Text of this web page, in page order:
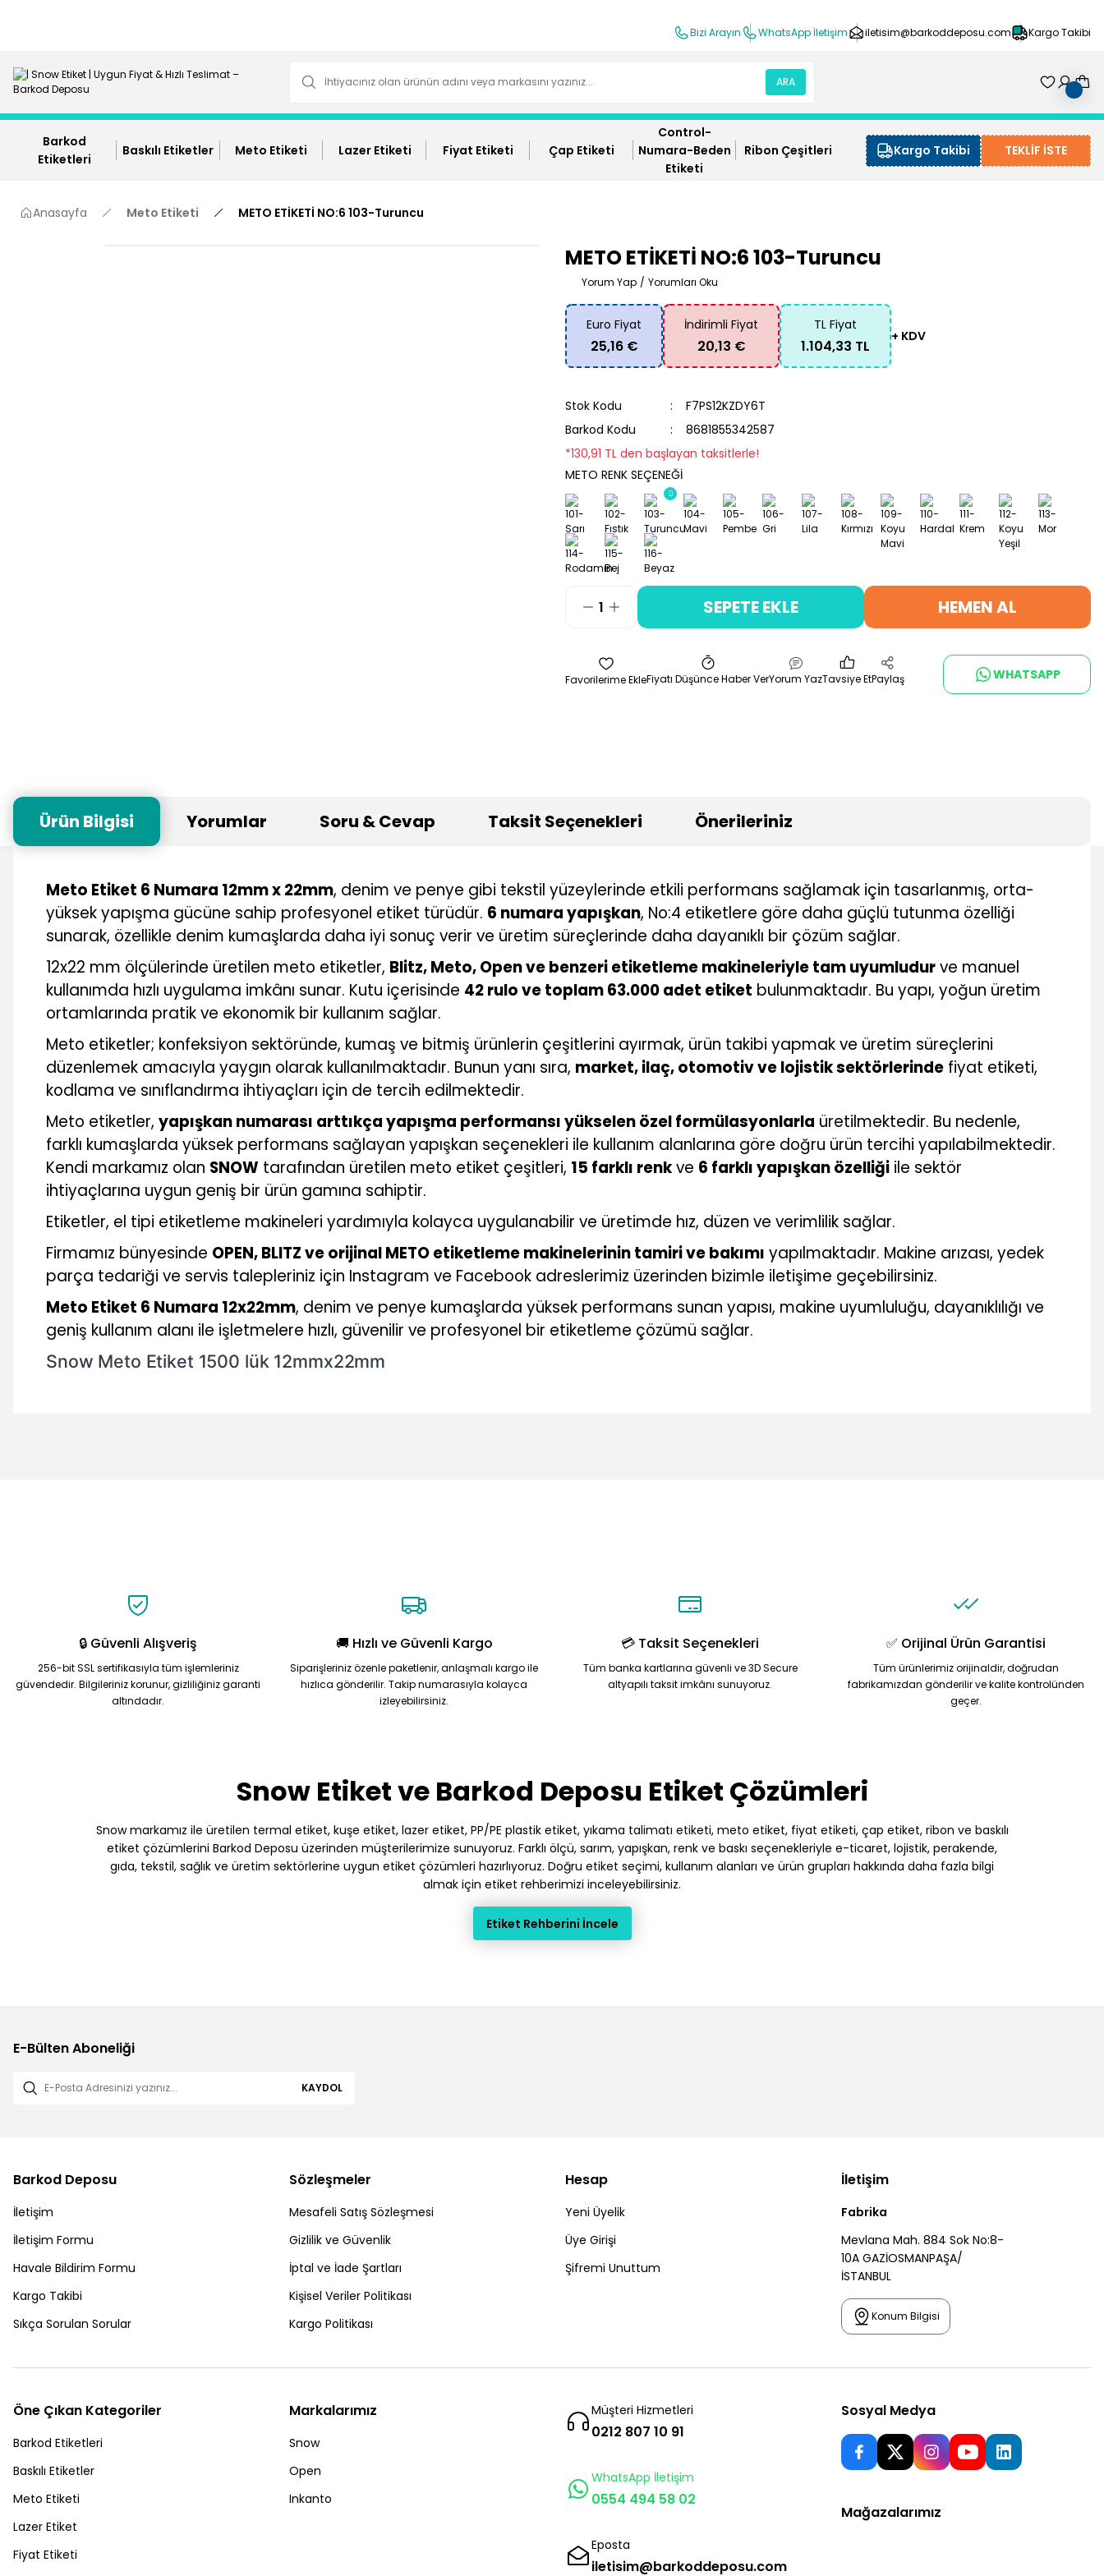
Bizi Arayın WhatsApp İletişim iletisim@barkoddeposu.com Kargo Takibi
ARA
Barkod
Etiketleri
Baskılı Etiketler Meto Etiketi Lazer Etiketi Fiyat Etiketi Çap Etiketi
Control-
Numara-Beden
Etiketi
Ribon Çeşitleri Kargo Takibi TEKLİF İSTE
Anasayfa Meto Etiketi METO ETİKETİ NO:6 103-Turuncu
METO ETİKETİ NO:6 103-Turuncu
Yorum Yap / Yorumları Oku
Euro Fiyat
25,16 €
İndirimli Fiyat
20,13 €
TL Fiyat
1.104,33 TL
+ KDV
Stok Kodu
F7PS12KZDY6T
Barkod Kodu
8681855342587
*130,91 TL den başlayan taksitlerle!
METO RENK SEÇENEĞİ
SEPETE EKLE HEMEN AL
Fiyatı Düşünce Haber VerYorum YazTavsiye EtPaylaş WHATSAPP
Ürün Bilgisi Yorumlar Soru & Cevap Taksit Seçenekleri Önerileriniz
Meto Etiket 6 Numara 12mm x 22mm, denim ve penye gibi tekstil yüzeylerinde etkili performans sağlamak için tasarlanmış, orta-
yüksek yapışma gücüne sahip profesyonel etiket türüdür. 6 numara yapışkan, No:4 etiketlere göre daha güçlü tutunma özelliği
sunarak, özellikle denim kumaşlarda daha iyi sonuç verir ve üretim süreçlerinde daha dayanıklı bir çözüm sağlar.
12x22 mm ölçülerinde üretilen meto etiketler, Blitz, Meto, Open ve benzeri etiketleme makineleriyle tam uyumludurve manuel
kullanımda hızlı uygulama imkânı sunar. Kutu içerisinde 42 rulo ve toplam 63.000 adet etiket bulunmaktadır. Bu yapı, yoğun üretim
ortamlarında pratik ve ekonomik bir kullanım sağlar.
Meto etiketler; konfeksiyon sektöründe, kumaş ve bitmiş ürünlerin çeşitlerini ayırmak, ürün takibi yapmak ve üretim süreçlerini
düzenlemek amacıyla yaygın olarak kullanılmaktadır. Bunun yanı sıra, market, ilaç, otomotiv ve lojistik sektörlerinde fiyat etiketi,
kodlama ve sınıflandırma ihtiyaçları için de tercih edilmektedir.
Meto etiketler, yapışkan numarası arttıkça yapışma performansı yükselen özel formülasyonlarla üretilmektedir. Bu nedenle,
farklı kumaşlarda yüksek performans sağlayan yapışkan seçenekleri ile kullanım alanlarına göre doğru ürün tercihi yapılabilmektedir.
Kendi markamız olan SNOW tarafından üretilen meto etiket çeşitleri, 15 farklı renkve 6 farklı yapışkan özelliği ile sektör
ihtiyaçlarına uygun geniş bir ürün gamına sahiptir.
Etiketler, el tipi etiketleme makineleri yardımıyla kolayca uygulanabilir ve üretimde hız, düzen ve verimlilik sağlar.
Firmamız bünyesinde OPEN, BLITZ ve orijinal METO etiketleme makinelerinin tamiri ve bakımı yapılmaktadır. Makine arızası, yedek
parça tedariği ve servis talepleriniz için Instagram ve Facebook adreslerimiz üzerinden bizimle iletişime geçebilirsiniz.
Meto Etiket 6 Numara 12x22mm, denim ve penye kumaşlarda yüksek performans sunan yapısı, makine uyumluluğu, dayanıklılığı ve
geniş kullanım alanı ile işletmelere hızlı, güvenilir ve profesyonel bir etiketleme çözümü sağlar.
Snow Meto Etiket 1500 lük 12mmx22mm
Bu ürüne benzer farklı alternatifler olmalı.
🔒 Güvenli Alışveriş
256-bit SSL sertifikasıyla tüm işlemleriniz
güvendedir. Bilgileriniz korunur, gizliliğiniz garanti
altındadır.
🚚 Hızlı ve Güvenli Kargo
Siparişleriniz özenle paketlenir, anlaşmalı kargo ile
hızlıca gönderilir. Takip numarasıyla kolayca
izleyebilirsiniz.
💳 Taksit Seçenekleri
Tüm banka kartlarına güvenli ve 3D Secure
altyapılı taksit imkânı sunuyoruz.
✅ Orijinal Ürün Garantisi
Tüm ürünlerimiz orijinaldir, doğrudan
fabrikamızdan gönderilir ve kalite kontrolünden
geçer.
Snow Etiket ve Barkod Deposu Etiket Çözümleri
Snow markamız ile üretilen termal etiket, kuşe etiket, lazer etiket, PP/PE plastik etiket, yıkama talimatı etiketi, meto etiket, fiyat etiketi, çap etiket, ribon ve baskılı
etiket çözümlerini Barkod Deposu üzerinden müşterilerimize sunuyoruz. Farklı ölçü, sarım, yapışkan, renk ve baskı seçenekleriyle e-ticaret, lojistik, perakende,
gıda, tekstil, sağlık ve üretim sektörlerine uygun etiket çözümleri hazırlıyoruz. Doğru etiket seçimi, kullanım alanları ve ürün grupları hakkında daha fazla bilgi
almak için etiket rehberimizi inceleyebilirsiniz.
Etiket Rehberini İncele
E-Bülten Aboneliği
KAYDOL
Barkod Deposu
İletişim
İletişim Formu
Havale Bildirim Formu
Kargo Takibi
Sıkça Sorulan Sorular
Sözleşmeler
Mesafeli Satış Sözleşmesi
Gizlilik ve Güvenlik
İptal ve İade Şartları
Kişisel Veriler Politikası
Kargo Politikası
Hesap
Yeni Üyelik
Üye Girişi
Şifremi Unuttum
İletişim
Fabrika
Mevlana Mah. 884 Sok No:8-
10A GAZİOSMANPAŞA/
İSTANBUL
Konum Bilgisi
Öne Çıkan Kategoriler
Barkod Etiketleri
Baskılı Etiketler
Meto Etiketi
Lazer Etiket
Fiyat Etiketi
Markalarımız
Snow
Open
Inkanto
Müşteri Hizmetleri
0212 807 10 91
WhatsApp İletişim
0554 494 58 02
Eposta
iletisim@barkoddeposu.com
Sosyal Medya
Mağazalarımız